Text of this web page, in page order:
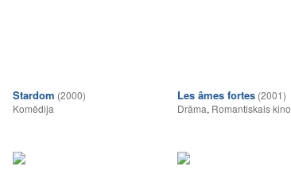
Stardom (2000)
Komēdija
Les âmes fortes (2001)
Drāma, Romantiskais kino